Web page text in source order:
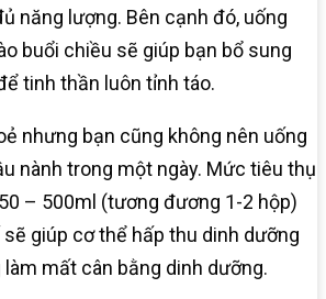
năng lượng. Bên cạnh đó, uống
buổi chiều sẽ giúp bạn bổ sung
tinh thần luôn tỉnh táo.
nhưng bạn cũng không nên uống
nành trong một ngày. Mức tiêu thụ
– 500ml (tương đương 1-2 hộp)
giúp cơ thể hấp thu dinh dưỡng
mất cân bằng dinh dưỡng.